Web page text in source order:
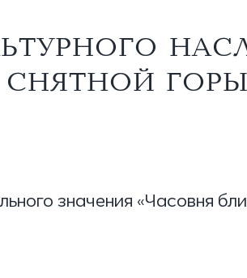
значения «Часовня